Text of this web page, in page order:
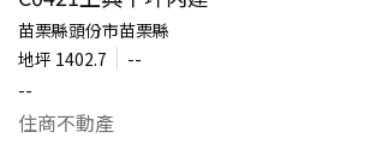
苗栗縣頭份市苗栗縣
地坪 1402.7
--
--
住商不動產